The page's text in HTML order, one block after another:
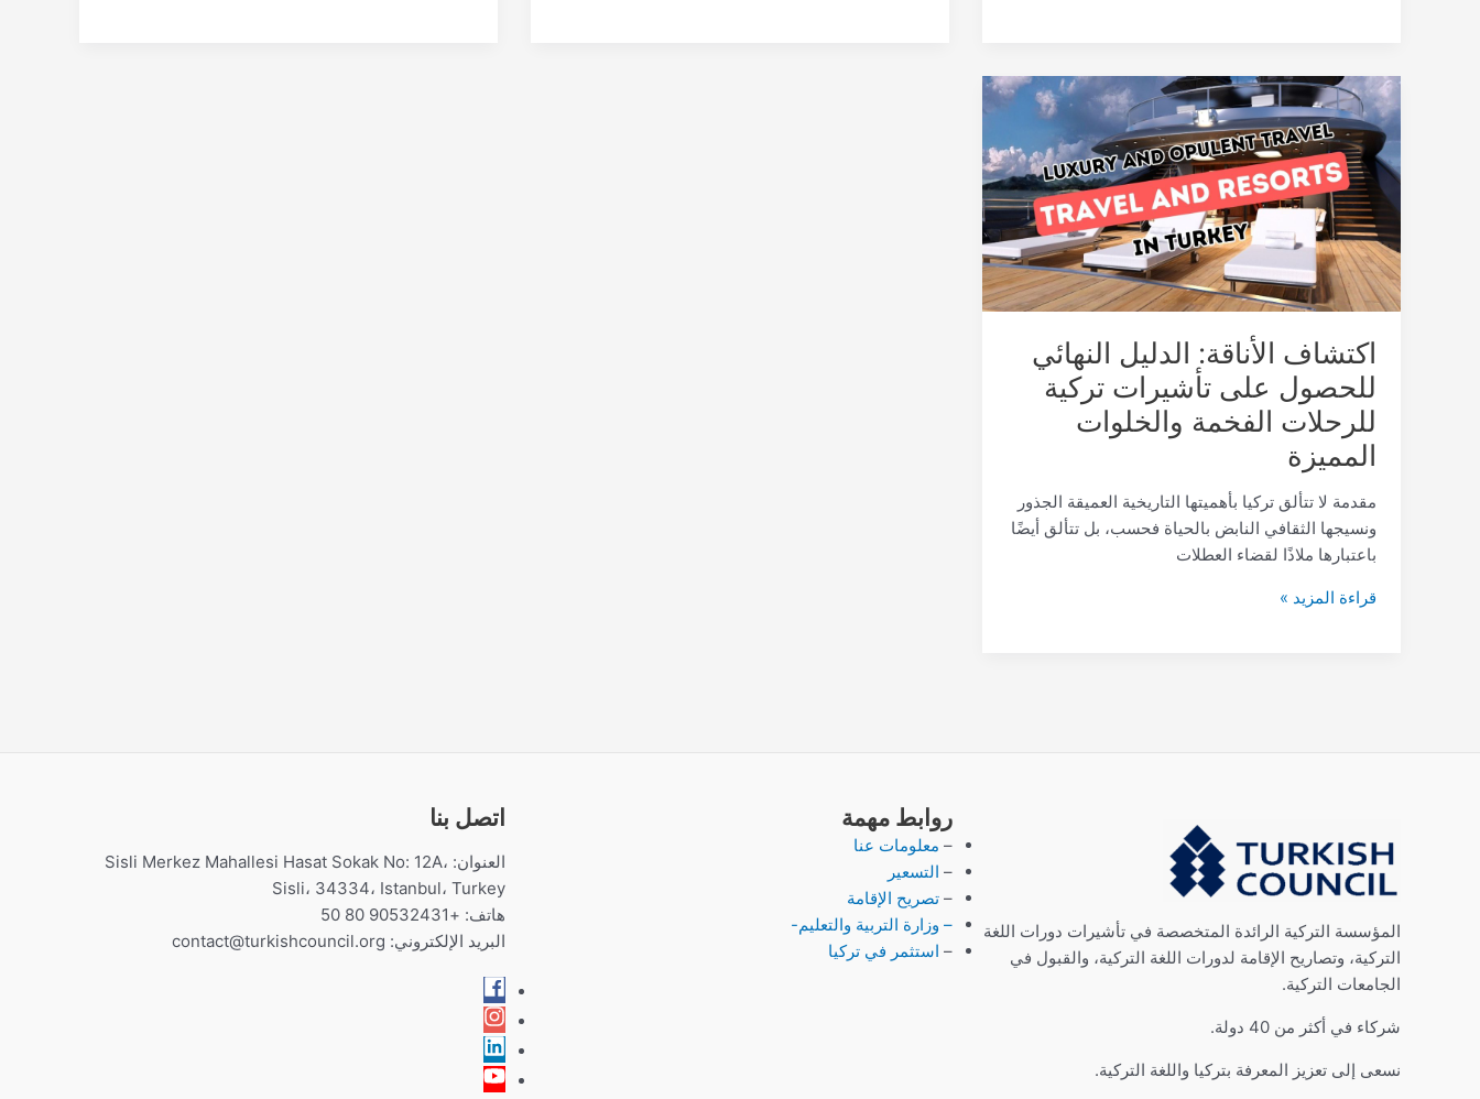
اكتشاف الأناقة: الدليل النهائي
للحصول على تأشيرات تركية
للرحلات الفخمة والخلوات
المميزة
مقدمة لا تتألق تركيا بأهميتها التاريخية العميقة الجذور
ونسيجها الثقافي النابض بالحياة فحسب، بل تتألق أيضًا
باعتبارها ملاذًا لقضاء العطلات
اكتشاف
الأناقة:
الدليل
النهائي
للحصول
على
تأشيرات
تركية
للرحلات
والخلوات
المميزة
قراءة المزيد »
المؤسسة التركية الرائدة المتخصصة في تأشيرات دورات اللغة
التركية، وتصاريح الإقامة لدورات اللغة التركية، والقبول في
الجامعات التركية.
شركاء في أكثر من 40 دولة.
نسعى إلى تعزيز المعرفة بتركيا واللغة التركية.
روابط مهمة
– معلومات عنا
– التسعير
– تصريح الإقامة
– وزارة التربية والتعليم-
–استثمر في تركيا
اتصل بنا
العنوان: Sisli Merkez Mahallesi Hasat Sokak No: 12A،
Sisli، 34334، Istanbul، Turkey
هاتف: +90532431 80 50
البريد الإلكتروني: contact@turkishcouncil.org